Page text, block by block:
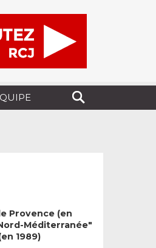
Provence (en
Méditerranée"
1989)